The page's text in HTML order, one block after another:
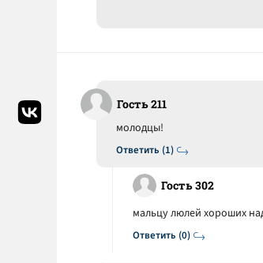
Гость 211
Ответить (1)
молодцы!
Гость 302
Ответить (0)
мальцу люлей хороших